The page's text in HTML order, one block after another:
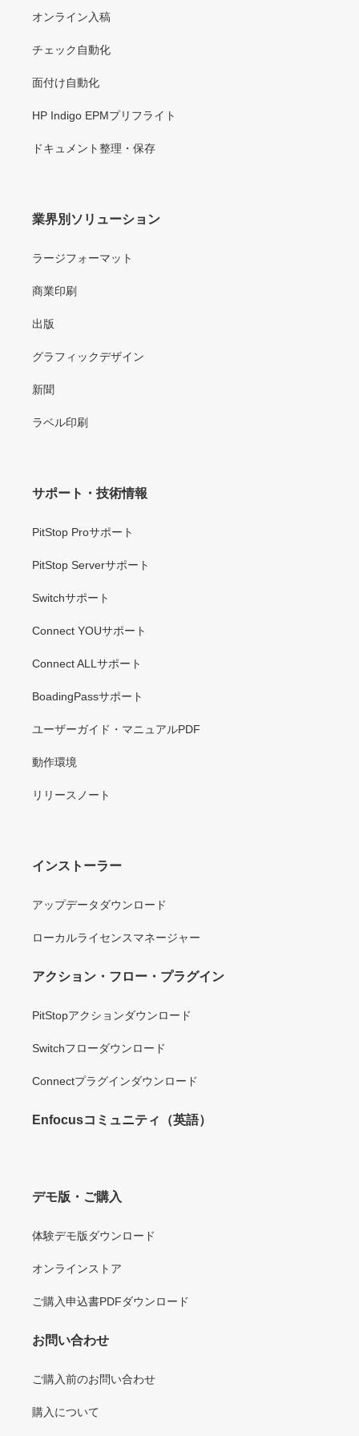
オンライン入稿
チェック自動化
面付け自動化
HP Indigo EPMプリフライト
ドキュメント整理・保存
業界別ソリューション
ラージフォーマット
商業印刷
出版
グラフィックデザイン
新聞
ラベル印刷
サポート・技術情報
PitStop Proサポート
PitStop Serverサポート
Switchサポート
Connect YOUサポート
Connect ALLサポート
BoadingPassサポート
ユーザーガイド・マニュアルPDF
動作環境
リリースノート
インストーラー
アップデータダウンロード
ローカルライセンスマネージャー
アクション・フロー・プラグイン
PitStopアクションダウンロード
Switchフローダウンロード
Connectプラグインダウンロード
Enfocusコミュニティ（英語）
デモ版・ご購入
体験デモ版ダウンロード
オンラインストア
ご購入申込書PDFダウンロード
お問い合わせ
ご購入前のお問い合わせ
購入について